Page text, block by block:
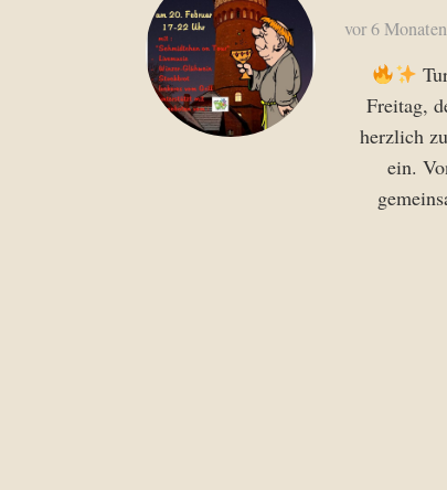
vor 6 Monaten
Freitag,
herzlich
ein.